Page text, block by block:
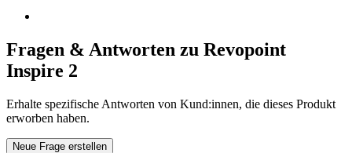
Fragen & Antworten zu Revopoint
Inspire 2
Erhalte spezifische Antworten von Kund:innen, die dieses Produkt
erworben haben.
Neue Frage erstellen